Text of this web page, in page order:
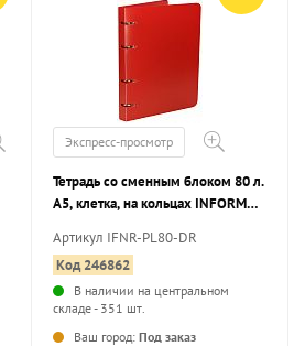
Экспресс-просмотр
Тетрадь со сменным блоком 80 л.
А5, клетка, на кольцах INFORMAT
обложка
Артикул IFNR-PL80-DR
Код 246862
В наличии на центральном
складе - 351 шт.
Ваш город: Под заказ